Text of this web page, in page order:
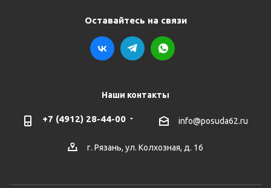
Оставайтесь на связи
Наши контакты
+7 (4912) 28-44-00 info@posuda62.ru
г. Рязань, ул. Колхозная, д. 16